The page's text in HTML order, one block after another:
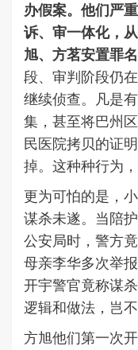
办假案。他们严
诉、审一体化，
旭、方茗安置罪
段、审判阶段仍
继续侦查。凡是
集，甚至将巴州
民医院拷贝的证
掉。这种种行为
更为可怕的是，
谋杀未遂。当陪
公安局时，警方
母亲李华多次举
开宇警官竟称谋
逻辑和做法，岂
方旭他们第一次开